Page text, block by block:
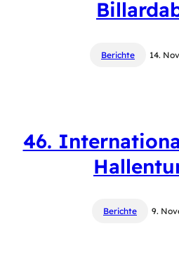
Berichte 14.
46.
Berichte 9.